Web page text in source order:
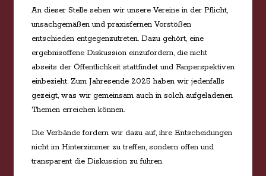
An dieser Stelle sehen wir unsere Vereine in der Pflicht,
unsachgemäßen und praxisfernen Vorstößen
entschieden entgegenzutreten. Dazu gehört, eine
ergebnisoffene Diskussion einzufordern, die nicht
abseits der Öffentlichkeit stattfindet und Fanperspektiven
einbezieht. Zum Jahresende 2025 haben wir jedenfalls
gezeigt, was wir gemeinsam auch in solch aufgeladenen
Themen erreichen können.
Die Verbände fordern wir dazu auf, ihre Entscheidungen
nicht im Hinterzimmer zu treffen, sondern offen und
transparent die Diskussion zu führen.